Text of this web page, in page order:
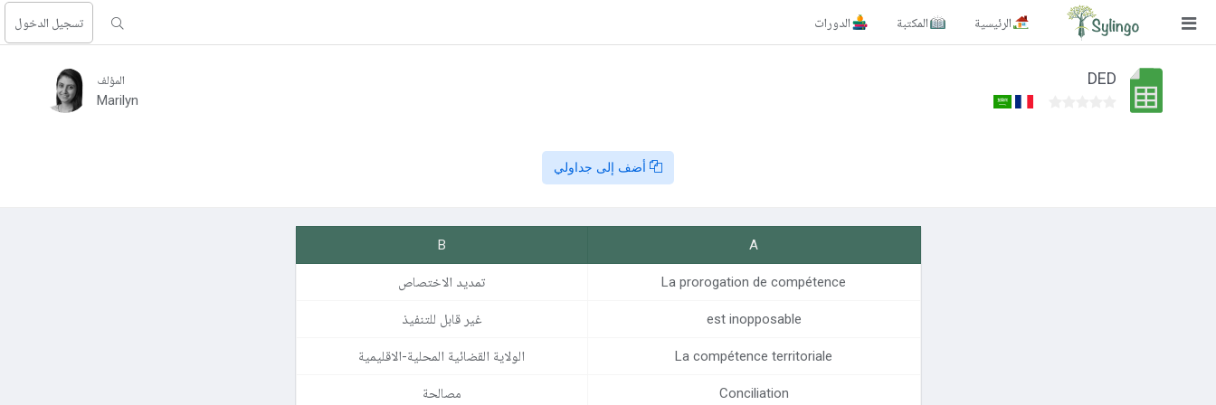
الرئيسية المكتبة الدورات تسجيل الدخول
الصفحة الرئيسية
DED المؤلف
Marilyn
أضف إلى جداولي
A
B
La prorogation de compétence تمديد الاختصاص
est inopposable غير قابل للتنفيذ
La compétence territoriale الولاية القضائية المحلية-الاقليمية
Conciliation مصالحة